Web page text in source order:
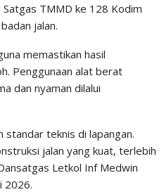
TMMD ke 128 Kodim
jalan.
memastikan hasil
Penggunaan alat berat
dan nyaman dilalui
standar teknis di lapangan.
jalan yang kuat, terlebih
Letkol Inf Medwin
2026.